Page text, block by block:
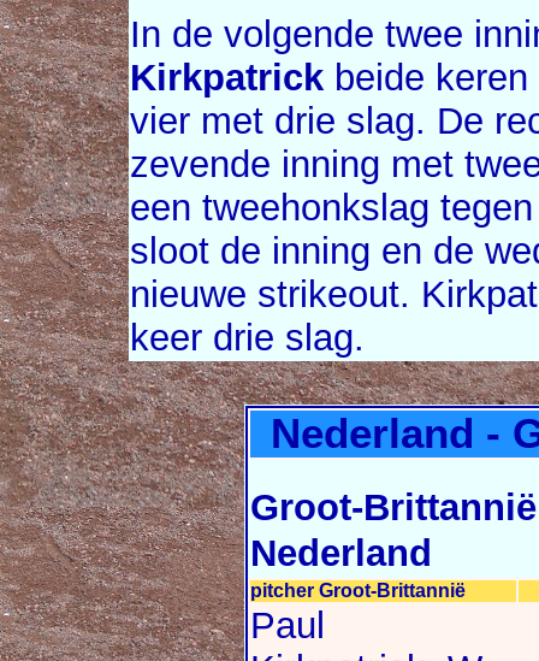
In de volgende twee
Kirkpatrickbeide keren
vier met drie slag. De
zevende inning met
een tweehonkslag
sloot de inning en de
nieuwe strikeout.
keer drie slag.
Nederland -
Groot-Brittannië
Nederland
pitcher Groot-Brittannië
Paul